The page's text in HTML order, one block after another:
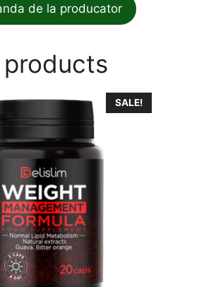
de la producator
products
SALE!